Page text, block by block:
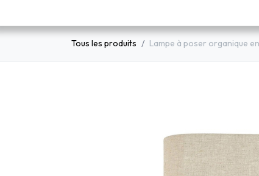
Tous les produits Lampe à poser organique